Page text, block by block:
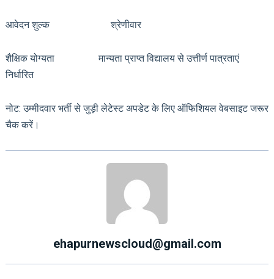
आवेदन शुल्क श्रेणीवार
शैक्षिक योग्यता मान्यता प्राप्त विद्यालय से उत्तीर्ण पात्रताएं
निर्धारित
नोट: उम्मीदवार भर्ती से जुड़ी लेटेस्ट अपडेट के लिए ऑफिशियल वेबसाइट जरूर
चैक करें।
ehapurnewscloud@gmail.com